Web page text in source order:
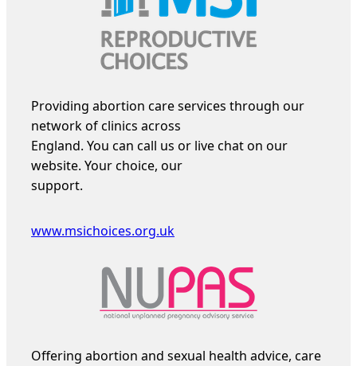
Providing abortion care services through our
network of clinics across
England. You can call us or live chat on our
website. Your choice, our
support.
www.msichoices.org.uk
Offering abortion and sexual health advice, care